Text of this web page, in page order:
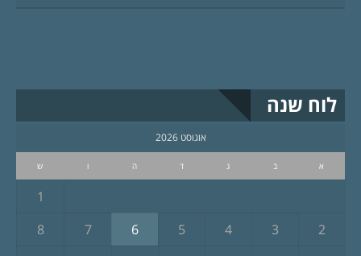
לוח שנה
אוגוסט 2026
א ב ג ד ה ו ש
1
2
3
4
5
6
7
8